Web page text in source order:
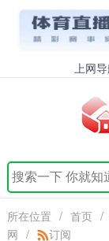
上网
所在位置 / 首页 /
网 / 订阅